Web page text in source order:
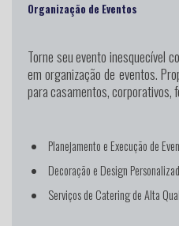
Organização de Eventos
Torne seu evento inesquecível
em organização de eventos.
para casamentos, corporativos,
Planejamento e Execução de
Decoração e Design
Serviços de Catering de Alta